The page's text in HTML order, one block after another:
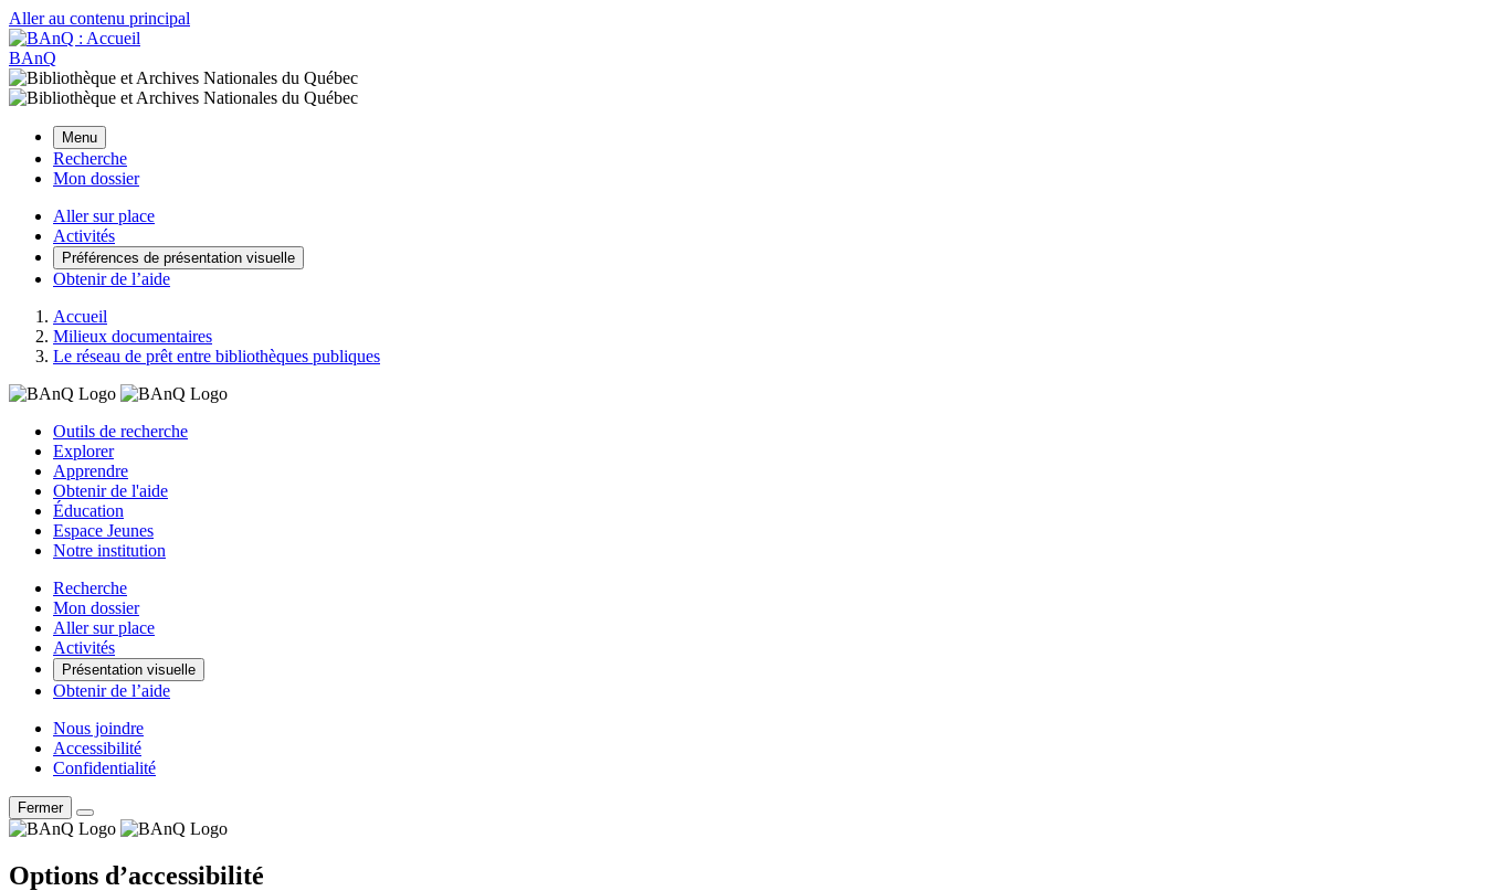
Aller au contenu principal
BAnQ
Menu
Recherche
Mon dossier
Aller sur place
Activités
Préférences de présentation visuelle
Obtenir de l’aide
Accueil
Milieux documentaires
Le réseau de prêt entre bibliothèques publiques
Outils de recherche
Explorer
Apprendre
Obtenir de l'aide
Éducation
Espace Jeunes
Notre institution
Recherche
Mon dossier
Aller sur place
Activités
Présentation visuelle
Obtenir de l’aide
Nous joindre
Accessibilité
Confidentialité
Fermer
Options d’accessibilité